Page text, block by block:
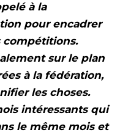
à la
pour encadrer
compétitions.
sur le plan
à la fédération,
les choses.
intéressants qui
le même mois et